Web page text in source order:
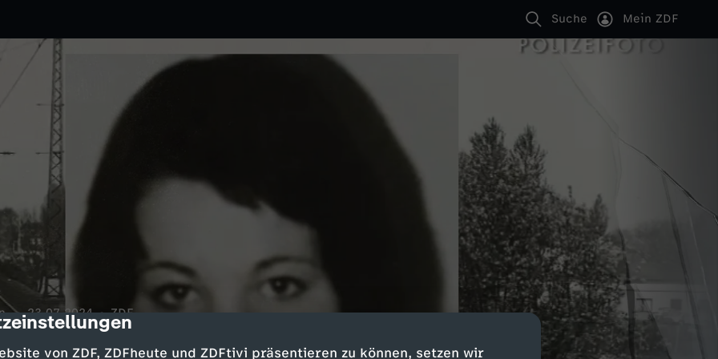
von ZDF, ZDFheute und ZDFtivi präsentieren zu können, setzen wir
Suche Mein ZDF
23.07.2024 ZDF
Mehr als 30 Jahre